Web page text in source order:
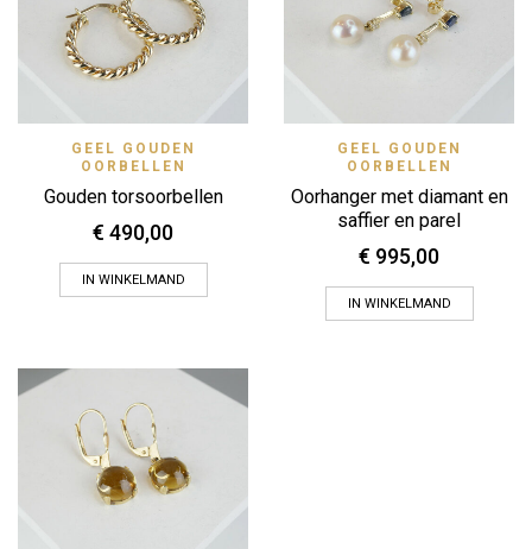
GEEL GOUDEN
OORBELLEN
Gouden torsoorbellen
€ 490,00
IN WINKELMAND
GEEL GOUDEN
OORBELLEN
Oorhanger met diamant en
saffier en parel
€ 995,00
IN WINKELMAND